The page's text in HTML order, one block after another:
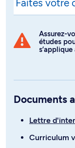
Assurez-
études
s’applique
Documents
Lettre
Curriculum